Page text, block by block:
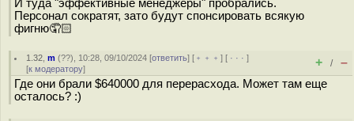
И туда "эффективные менеджеры" пробрались.
Персонал сократят, зато будут спонсировать всякую
фигню🤦🏻
1.32 ,m (??), 10:28, 09/10/2024 [ответить] [ ﹢﹢﹢] [ · · ·]
[к модератору] + / –
Где они брали $640000 для перерасхода. Может там еще
осталось? :)